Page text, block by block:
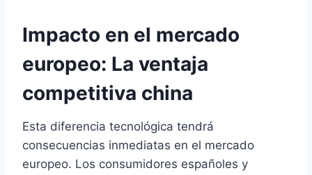
Impacto en el mercado
europeo: La ventaja
competitiva china
Esta diferencia tecnológica tendrá
consecuencias inmediatas en el mercado
europeo. Los consumidores españoles y